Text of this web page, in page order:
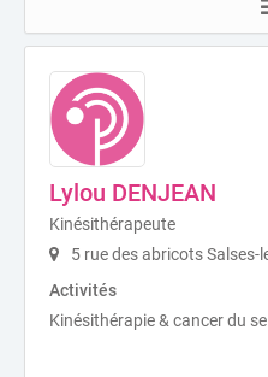
Lylou DENJEAN
Kinésithérapeute
5 rue des abricots Salses-
Activités
Kinésithérapie & cancer du